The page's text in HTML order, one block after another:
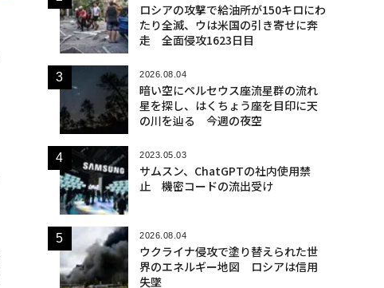
ロシアの攻撃で給油所が150キロにわ
たり全滅、ウは米国の引き寄せに奔
走 全面侵攻1623日目
2026.08.04
暗い空にペルセウス座流星群の流れ
星を探し、はくちょう座を目印に天
の川を辿る 今週の夜空
2023.05.03
サムスン、ChatGPTの社内使用禁
止 機密コードの流出受け
2026.08.04
ウクライナ侵攻で塗り替えられた世
界のエネルギー地図 ロシアは信用
失墜